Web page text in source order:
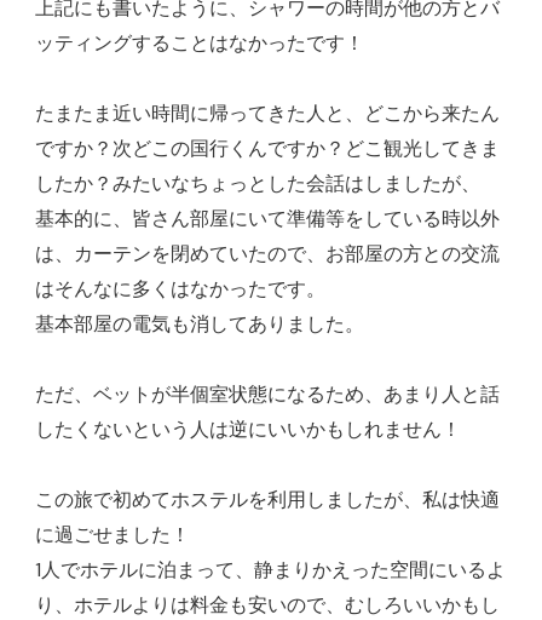
上記にも書いたように、シャワーの時間が他の方とバ
ッティングすることはなかったです！
たまたま近い時間に帰ってきた人と、どこから来たん
ですか？次どこの国行くんですか？どこ観光してきま
したか？みたいなちょっとした会話はしましたが、
基本的に、皆さん部屋にいて準備等をしている時以外
は、カーテンを閉めていたので、お部屋の方との交流
はそんなに多くはなかったです。
基本部屋の電気も消してありました。
ただ、ベットが半個室状態になるため、あまり人と話
したくないという人は逆にいいかもしれません！
この旅で初めてホステルを利用しましたが、私は快適
に過ごせました！
1人でホテルに泊まって、静まりかえった空間にいるよ
り、ホテルよりは料金も安いので、むしろいいかもし